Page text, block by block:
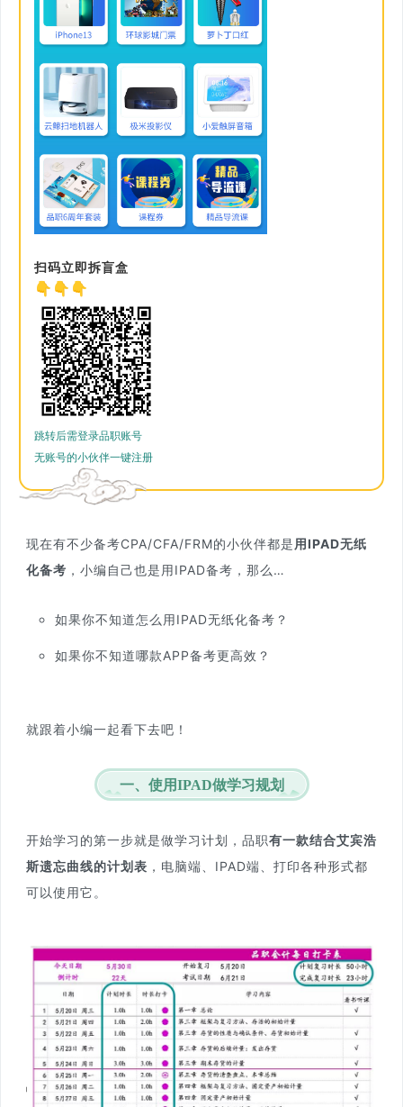
扫码立即拆盲盒
👇 👇👇
跳转后需登录品职账号
无账号的小伙伴一键注册
现在有不少备考CPA/CFA/FRM的小伙伴都是用IPAD无纸
化备考 ，小编自己也是用IPAD备考，那么…
如果你不知道怎么用IPAD无纸化备考？
如果你不知道哪款APP备考更高效 ？
就跟着小编一起看下去吧！
一、使用IPAD做学习规划
开始学习的第一步就是做学习计划，品职有一款结合艾宾浩
斯遗忘曲线的计划表 ，电脑端、IPAD端、打印各种形式都
可以使用它。